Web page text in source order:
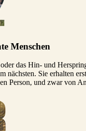
Menschen
das Hin- und
nächsten. Sie erhalten
Person, und zwar von